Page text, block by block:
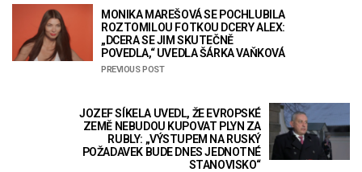
MONIKA MAREŠOVÁ SE POCHLUBILA
ROZTOMILOU FOTKOU DCERY ALEX:
„DCERA SE JIM SKUTEČNĚ
POVEDLA,“ UVEDLA ŠÁRKA VAŇKOVÁ
PREVIOUS POST
JOZEF SÍKELA UVEDL, ŽE EVROPSKÉ
ZEMĚ NEBUDOU KUPOVAT PLYN ZA
RUBLY: „VÝSTUPEM NA RUSKÝ
POŽADAVEK BUDE DNES JEDNOTNÉ
STANOVISKO“